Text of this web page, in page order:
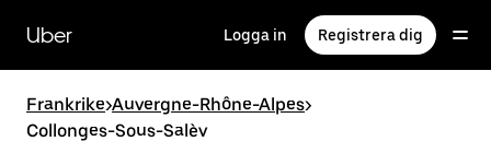
huvudinnehållet
Uber Logga in Registrera dig
Frankrike>Auvergne-Rhône-Alpes>
Collonges-Sous-Salèv